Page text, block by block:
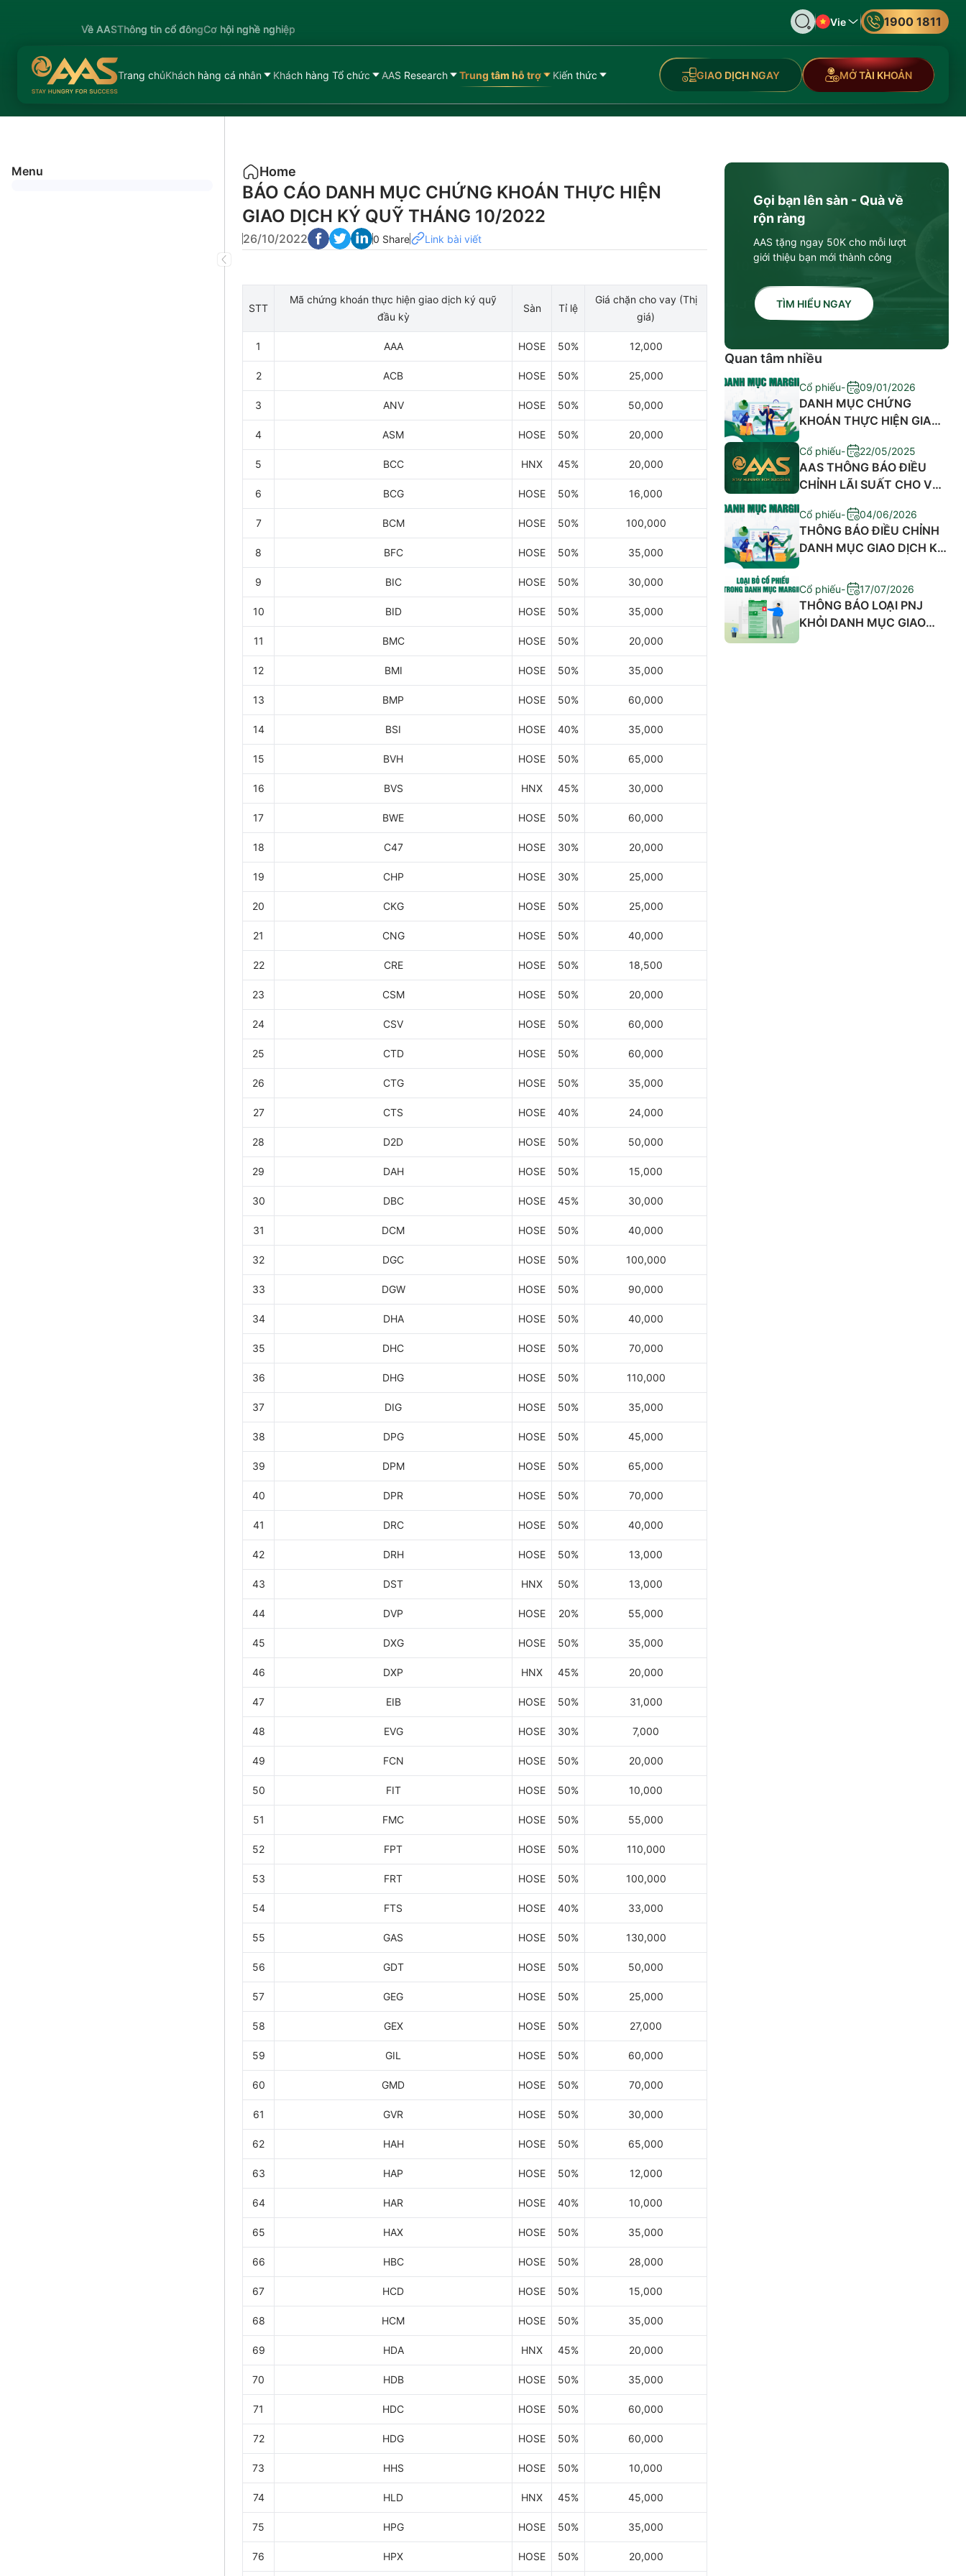
Về AASThông tin cổ đôngCơ hội nghề nghiệp
Vie 1900 1811
Trang chủKhách hàng cá nhân Khách hàng Tổ chức AAS Research Trung tâm hỗ trợ Kiến thức GIAO DỊCH NGAY MỞ TÀI KHOẢN
Menu Home
BÁO CÁO DANH MỤC CHỨNG KHOÁN THỰC HIỆN
GIAO DỊCH KÝ QUỸ THÁNG 10/2022
26/10/2022 0 Share Link bài viết
STT
Mã chứng khoán thực hiện giao dịch ký quỹ
đầu kỳ
Sàn Tỉ lệ
Giá chặn cho vay (Thị
giá)
1 AAA HOSE 50% 12,000
2 ACB HOSE 50% 25,000
3 ANV HOSE 50% 50,000
4 ASM HOSE 50% 20,000
5 BCC HNX 45% 20,000
6 BCG HOSE 50% 16,000
7 BCM HOSE 50% 100,000
8 BFC HOSE 50% 35,000
9 BIC HOSE 50% 30,000
10 BID HOSE 50% 35,000
11 BMC HOSE 50% 20,000
12 BMI HOSE 50% 35,000
13 BMP HOSE 50% 60,000
14 BSI HOSE 40% 35,000
15 BVH HOSE 50% 65,000
16 BVS HNX 45% 30,000
17 BWE HOSE 50% 60,000
18 C47 HOSE 30% 20,000
19 CHP HOSE 30% 25,000
20 CKG HOSE 50% 25,000
21 CNG HOSE 50% 40,000
22 CRE HOSE 50% 18,500
23 CSM HOSE 50% 20,000
24 CSV HOSE 50% 60,000
25 CTD HOSE 50% 60,000
26 CTG HOSE 50% 35,000
27 CTS HOSE 40% 24,000
28 D2D HOSE 50% 50,000
29 DAH HOSE 50% 15,000
30 DBC HOSE 45% 30,000
31 DCM HOSE 50% 40,000
32 DGC HOSE 50% 100,000
33 DGW HOSE 50% 90,000
34 DHA HOSE 50% 40,000
35 DHC HOSE 50% 70,000
36 DHG HOSE 50% 110,000
37 DIG HOSE 50% 35,000
38 DPG HOSE 50% 45,000
39 DPM HOSE 50% 65,000
40 DPR HOSE 50% 70,000
41 DRC HOSE 50% 40,000
42 DRH HOSE 50% 13,000
43 DST HNX 50% 13,000
44 DVP HOSE 20% 55,000
45 DXG HOSE 50% 35,000
46 DXP HNX 45% 20,000
47 EIB HOSE 50% 31,000
48 EVG HOSE 30% 7,000
49 FCN HOSE 50% 20,000
50 FIT HOSE 50% 10,000
51 FMC HOSE 50% 55,000
52 FPT HOSE 50% 110,000
53 FRT HOSE 50% 100,000
54 FTS HOSE 40% 33,000
55 GAS HOSE 50% 130,000
56 GDT HOSE 50% 50,000
57 GEG HOSE 50% 25,000
58 GEX HOSE 50% 27,000
59 GIL HOSE 50% 60,000
60 GMD HOSE 50% 70,000
61 GVR HOSE 50% 30,000
62 HAH HOSE 50% 65,000
63 HAP HOSE 50% 12,000
64 HAR HOSE 40% 10,000
65 HAX HOSE 50% 35,000
66 HBC HOSE 50% 28,000
67 HCD HOSE 50% 15,000
68 HCM HOSE 50% 35,000
69 HDA HNX 45% 20,000
70 HDB HOSE 50% 35,000
71 HDC HOSE 50% 60,000
72 HDG HOSE 50% 60,000
73 HHS HOSE 50% 10,000
74 HLD HNX 45% 45,000
75 HPG HOSE 50% 35,000
76 HPX HOSE 50% 20,000
Gọi bạn lên sàn - Quà về
rộn ràng
AAS tặng ngay 50K cho mỗi lượt
giới thiệu bạn mới thành công
TÌM HIỂU NGAY
Quan tâm nhiều
Cổ phiếu- 09/01/2026
DANH MỤC CHỨNG
KHOÁN THỰC HIỆN GIAO
01/2026
Cổ phiếu- 22/05/2025
​AAS THÔNG BÁO ĐIỀU
CHỈNH LÃI SUẤT CHO VAY
ỨNG TRƯỚC TIỀN BÁN
Cổ phiếu- 04/06/2026
THÔNG BÁO ĐIỀU CHỈNH
DANH MỤC GIAO DỊCH KÝ
Cổ phiếu- 17/07/2026
THÔNG BÁO LOẠI PNJ
KHỎI DANH MỤC GIAO